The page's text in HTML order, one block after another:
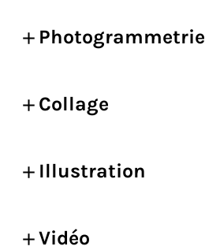
Photogrammetrie
Collage
Illustration
Vidéo